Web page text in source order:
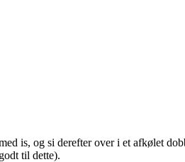
is, og si derefter over i et afkølet
til dette).